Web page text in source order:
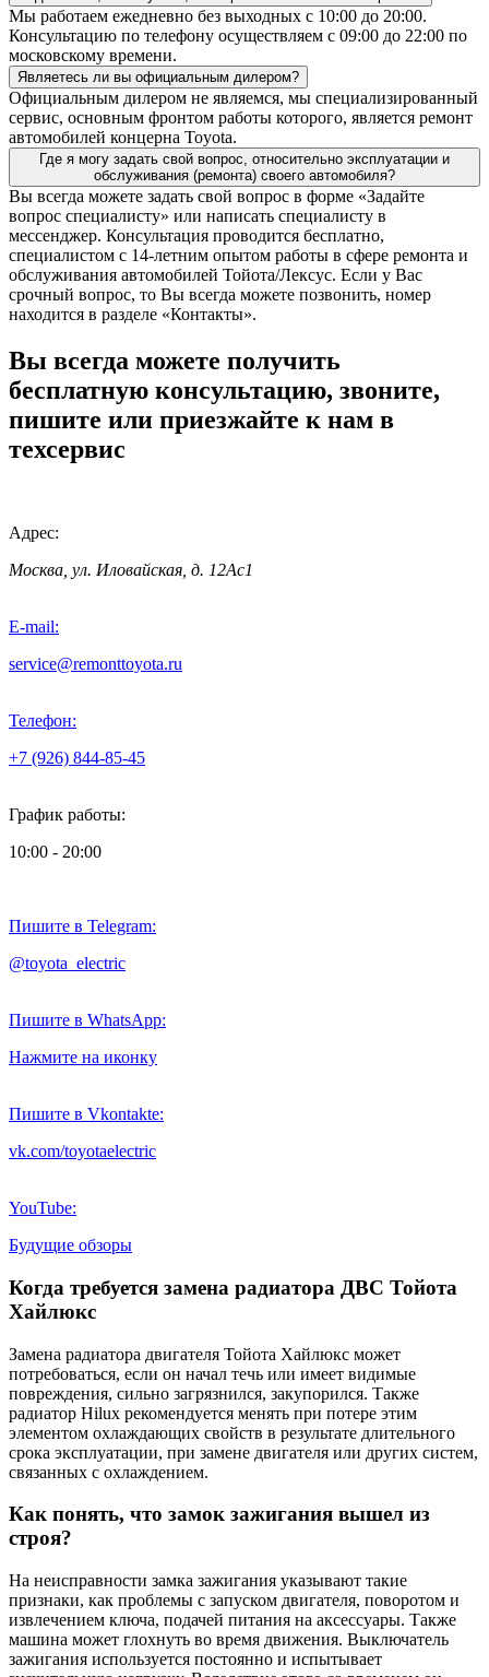
Мы работаем ежедневно без выходных с 10:00 до 20:00.
Консультацию по телефону осуществляем с 09:00 до 22:00 по
московскому времени.
Являетесь ли вы официальным дилером?
Официальным дилером не являемся, мы специализированный
сервис, основным фронтом работы которого, является ремонт
автомобилей концерна Toyota.
Где я могу задать свой вопрос, относительно эксплуатации и
обслуживания (ремонта) своего автомобиля?
Вы всегда можете задать свой вопрос в форме «Задайте
вопрос специалисту» или написать специалисту в
мессенджер. Консультация проводится бесплатно,
специалистом с 14-летним опытом работы в сфере ремонта и
обслуживания автомобилей Тойота/Лексус. Если у Вас
срочный вопрос, то Вы всегда можете позвонить, номер
находится в разделе «Контакты».
Вы всегда можете получить
бесплатную консультацию, звоните,
пишите или приезжайте к нам в
техсервис
Адрес:
Москва, ул. Иловайская, д. 12Ас1
E-mail:
service@remonttoyota.ru
Телефон:
+7 (926) 844-85-45
График работы:
10:00 - 20:00
Пишите в Telegram:
@toyota_electric
Пишите в WhatsApp:
Нажмите на иконку
Пишите в Vkontakte:
vk.com/toyotaelectric
YouTube:
Будущие обзоры
Когда требуется замена радиатора ДВС Тойота
Хайлюкс
Замена радиатора двигателя Тойота Хайлюкс может
потребоваться, если он начал течь или имеет видимые
повреждения, сильно загрязнился, закупорился. Также
радиатор Hilux рекомендуется менять при потере этим
элементом охлаждающих свойств в результате длительного
срока эксплуатации, при замене двигателя или других систем,
связанных с охлаждением.
Как понять, что замок зажигания вышел из
строя?
На неисправности замка зажигания указывают такие
признаки, как проблемы с запуском двигателя, поворотом и
извлечением ключа, подачей питания на аксессуары. Также
машина может глохнуть во время движения. Выключатель
зажигания используется постоянно и испытывает